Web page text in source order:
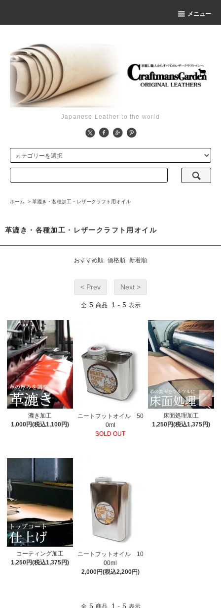
メニュー
Japanese Leather to the world
ホーム > 革漉き・各種加工・レザークラフト用オイル
革漉き・各種加工・レザークラフト用オイル
おすすめ順 価格順 新着順
< Prev Next >
全 5 商品 1 - 5 表示
漉き加工
1,000円(税込1,100円)
ニートフットオイル 50
0ml
SOLD OUT
床面処理加工
1,250円(税込1,375円)
コーティング加工
1,250円(税込1,375円)
ニートフットオイル 10
00ml
2,000円(税込2,200円)
全 5 商品 1 - 5 表示